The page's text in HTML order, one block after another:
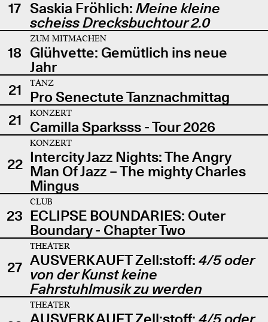
17 Saskia Fröhlich: Meine kleine
scheiss Drecksbuchtour 2.0
18
ZUM MITMACHEN
Glühvette: Gemütlich ins neue
Jahr
21
TANZ
Pro Senectute Tanznachmittag
21
KONZERT
Camilla Sparksss - Tour 2026
22
KONZERT
Intercity Jazz Nights: The Angry
Man Of Jazz – The mighty Charles
Mingus
23
CLUB
ECLIPSE BOUNDARIES: Outer
Boundary - Chapter Two
27
THEATER
AUSVERKAUFT Zell:stoff: 4/5 oder
von der Kunst keine
Fahrstuhlmusik zu werden
THEATER